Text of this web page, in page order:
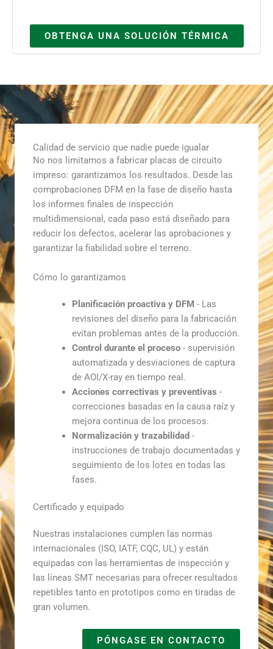
OBTENGA UNA SOLUCIÓN TÉRMICA
Calidad de servicio que nadie puede igualar
No nos limitamos a fabricar placas de circuito
impreso: garantizamos los resultados. Desde las
comprobaciones DFM en la fase de diseño hasta
los informes finales de inspección
multidimensional, cada paso está diseñado para
reducir los defectos, acelerar las aprobaciones y
garantizar la fiabilidad sobre el terreno.
Cómo lo garantizamos
Planificación proactiva y DFM - Las
revisiones del diseño para la fabricación
evitan problemas antes de la producción.
Control durante el proceso- supervisión
automatizada y desviaciones de captura
de AOI/X-ray en tiempo real.
Acciones correctivas y preventivas -
correcciones basadas en la causa raíz y
mejora continua de los procesos.
Normalización y trazabilidad -
instrucciones de trabajo documentadas y
seguimiento de los lotes en todas las
fases.
Certificado y equipado
Nuestras instalaciones cumplen las normas
internacionales (ISO, IATF, CQC, UL) y están
equipadas con las herramientas de inspección y
las líneas SMT necesarias para ofrecer resultados
repetibles tanto en prototipos como en tiradas de
gran volumen.
PÓNGASE EN CONTACTO